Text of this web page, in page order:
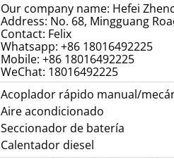
Our company name: Hefei
Address: No. 68, Mingguang
Contact: Felix
Whatsapp: +86 18016492225
Mobile: +86 18016492225
WeChat: 18016492225
Acoplador rápido manual/
Aire acondicionado
Seccionador de batería
Calentador diesel